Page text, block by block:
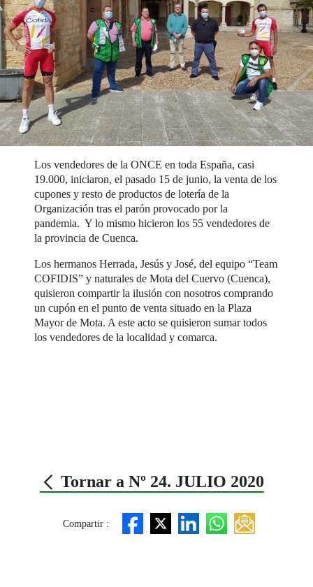
Los vendedores de la ONCE en toda España, casi
19.000, iniciaron, el pasado 15 de junio, la venta de los
cupones y resto de productos de lotería de la
Organización tras el parón provocado por la
pandemia. Y lo mismo hicieron los 55 vendedores de
la provincia de Cuenca.
Los hermanos Herrada, Jesús y José, del equipo “Team
COFIDIS” y naturales de Mota del Cuervo (Cuenca),
quisieron compartir la ilusión con nosotros comprando
un cupón en el punto de venta situado en la Plaza
Mayor de Mota. A este acto se quisieron sumar todos
los vendedores de la localidad y comarca.
Tornar a Nº 24. JULIO 2020
Compartir :